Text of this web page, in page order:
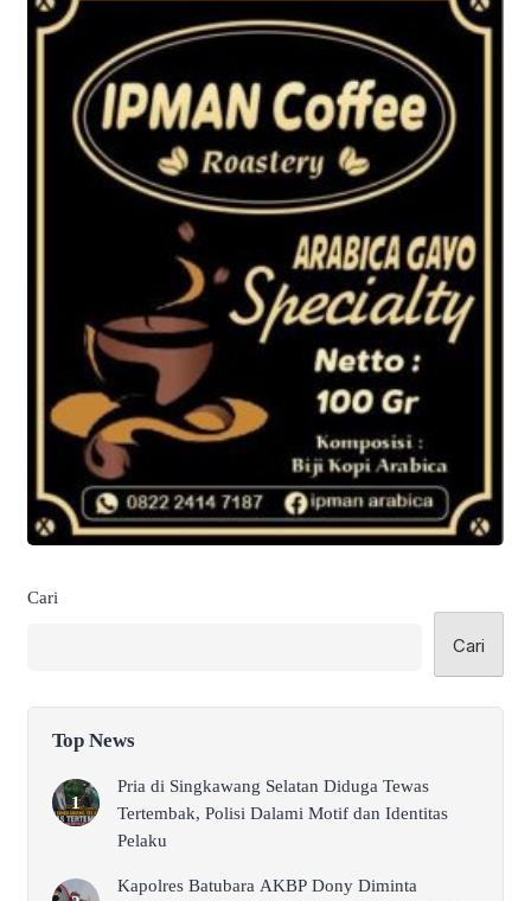
Cari
Cari
Top News
Pria di Singkawang Selatan Diduga Tewas
Tertembak, Polisi Dalami Motif dan Identitas
Pelaku
Kapolres Batubara AKBP Dony Diminta